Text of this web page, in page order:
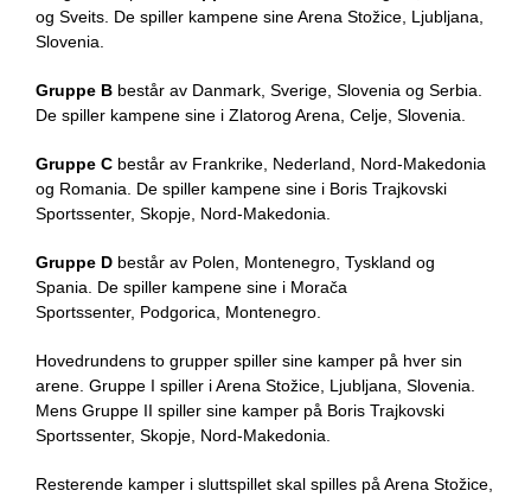
og Sveits. De spiller kampene sineArena Stožice , Ljubljana,
Slovenia.
Gruppe B består av Danmark, Sverige, Slovenia og Serbia.
De spiller kampene sine i Zlatorog Arena , Celje, Slovenia.
Gruppe C består av Frankrike, Nederland, Nord-Makedonia
og Romania. De spiller kampene sine i Boris Trajkovski
Sportssenter, Skopje, Nord-Makedonia.
Gruppe D består av Polen, Montenegro, Tyskland og
Spania. De spiller kampene sine i Morača
Sportssenter, Podgorica, Montenegro.
Hovedrundens to grupper spiller sine kamper på hver sin
arene. Gruppe I spiller iArena Stožice , Ljubljana, Slovenia.
Mens Gruppe II spiller sine kamper på Boris Trajkovski
Sportssenter, Skopje, Nord-Makedonia.
Resterende kamper i sluttspillet skal spilles på Arena Stožice